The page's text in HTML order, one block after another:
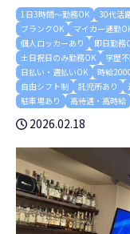
1日3時間～勤務OK 30代活
ブランクOK
マイカー通勤
個人ロッカーあり
即日勤務
土日祝日のみ勤務OK
学歴
日払い・週払いOK
時給
自由シフト制
託児所あり
駐車場あり
高待遇・高時給
2026.02.18